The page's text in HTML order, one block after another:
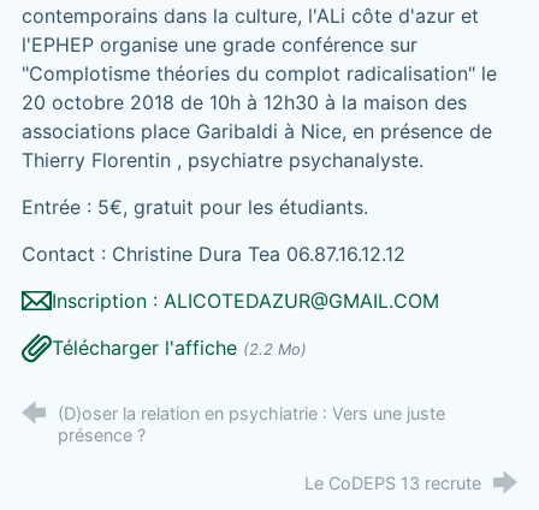
contemporains dans la culture, l'ALi côte d'azur et
l'EPHEP organise une grade conférence sur
"Complotisme théories du complot radicalisation" le
20 octobre 2018 de 10h à 12h30 à la maison des
associations place Garibaldi à Nice, en présence de
Thierry Florentin , psychiatre psychanalyste.
Entrée : 5€, gratuit pour les étudiants.
Contact : Christine Dura Tea 06.87.16.12.12
Inscription : ALICOTEDAZUR@GMAIL.COM
Télécharger l'affiche (2.2 Mo)
(D)oser la relation en psychiatrie : Vers une juste
présence ?
Le CoDEPS 13 recrute